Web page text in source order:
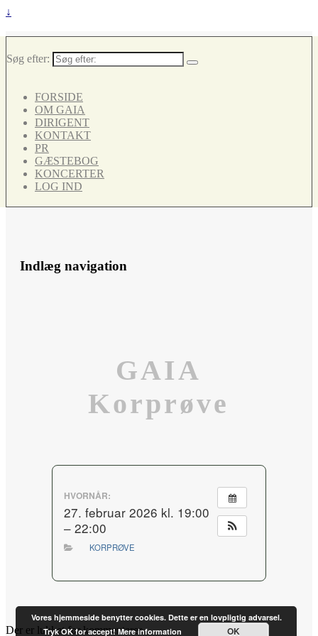
↓
Søg efter:
FORSIDE
OM GAIA
DIRIGENT
KONTAKT
PR
GÆSTEBOG
KONCERTER
LOG IND
Indlæg navigation
GAIA
Korprøve
HVORNÅR:
27. februar 2026 kl. 19:00
– 22:00
KORPRØVE
Der er lukket for kommentarer.
Vores hjemmeside benytter cookies. Dette er en lovpligtig advarsel.
Tryk OK for accept!Mere information OK